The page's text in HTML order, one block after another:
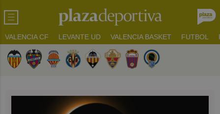
VALENCIA CF LEVANTE UD VALENCIA BASKET FUTBOL